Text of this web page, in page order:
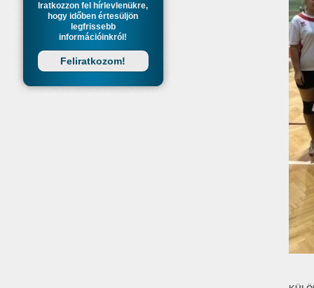
Iratkozzon fel hírlevlenükre,
hogy időben értesüljön
legfrissebb
információinkról!
Feliratkozom!